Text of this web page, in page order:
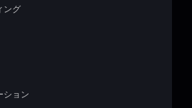
ング
ション